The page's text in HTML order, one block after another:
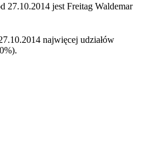
27.10.2014 jest Freitag Waldemar
najwięcej udziałów